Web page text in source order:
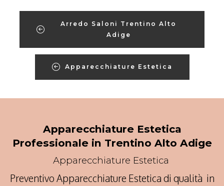
Arredo Saloni Trentino Alto
Adige
Apparecchiature Estetica
Apparecchiature Estetica
Professionale in Trentino Alto Adige
Apparecchiature Estetica
Preventivo Apparecchiature Estetica di qualità in